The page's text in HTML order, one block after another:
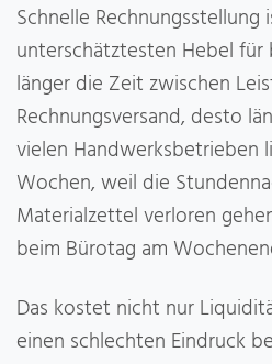
Schnelle Rechnungsstellung
unterschätztesten Hebel für
länger die Zeit zwischen
Rechnungsversand, desto
vielen Handwerksbetrieben
Wochen, weil die
Materialzettel verloren
beim Bürotag am
Das kostet nicht nur
einen schlechten Eindruck